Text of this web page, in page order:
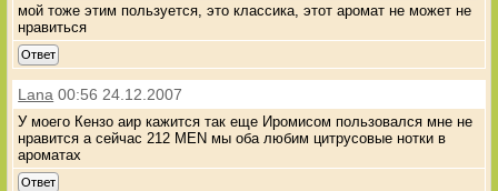
мой тоже этим пользуется, это классика, этот аромат не может не
нравиться
Ответ
Lana 00:56 24.12.2007
У моего Кензо аир кажится так еще Иромисом пользовался мне не
нравится а сейчас 212 MEN мы оба любим цитрусовые нотки в
ароматах
Ответ